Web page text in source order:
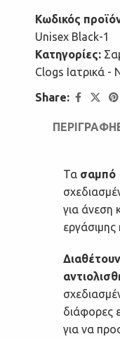
Κωδικός
Unisex Black-1
Κατηγορίες:
Clogs Ιατρικά -
Share:
ΠΕΡΙΓΡΑΦΉ
Τα σαμπό
για άνεση
εργάσιμης
διάφορες
για να